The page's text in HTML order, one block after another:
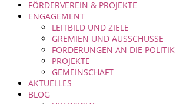
FÖRDERVEREIN & PROJEKTE
ENGAGEMENT
LEITBILD UND ZIELE
GREMIEN UND AUSSCHÜSSE
FORDERUNGEN AN DIE POLITIK
PROJEKTE
GEMEINSCHAFT
AKTUELLES
BLOG